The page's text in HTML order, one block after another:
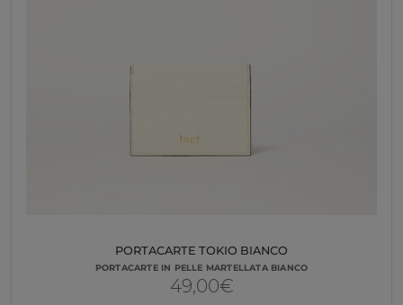
PORTACARTE TOKIO BIANCO
PORTACARTE IN PELLE MARTELLATA BIANCO
49,00€